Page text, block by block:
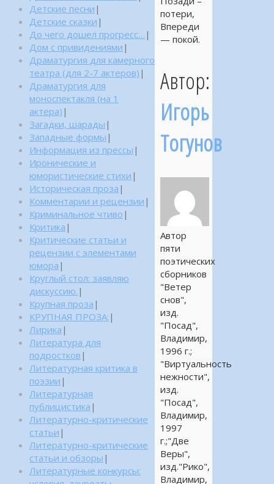
потери,
Впереди
— покой.
Автор:
Игорь
Тогунов
Автор
пяти
поэтических
сборников
"Ветер
снов",
изд.
"Посад",
Владимир,
1996 г.;
"Виртуальность
нежности",
изд.
"Посад",
Владимир,
1997
г.;"Две
Веры",
изд."Рико",
Владимир,
Детские песни |
Детские сказки |
До чего дошел прогресс… |
Дом с привидениями |
Драматургия для камерного
театра (для 2-7 актеров) |
Драматургия для
моноспектакля (на 1
актера) |
Загадки, шарады |
Западные формы |
Информация из прессы |
Иронические и
юмористические стихи |
Историческая проза |
Комментарии и рецензии |
Криминальное чтиво |
Критика |
Критические статьи и
рецензии с элементами
юмора |
Круглый стол: заявляю
дискуссию. |
Крупная проза |
КРУПНАЯ ПРОЗА: |
Лирика |
Литература для
подростков |
Литературная критика в
поэзии |
Литературная
публицистика |
Литературно-критические
статьи |
Литературно-критические
статьи и обзоры |
Литературные конкурсы: